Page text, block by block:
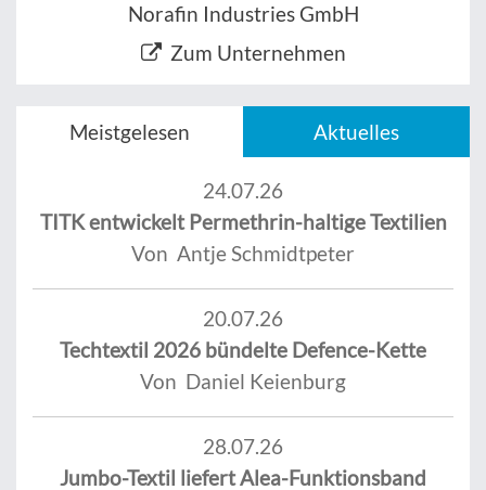
Norafin Industries GmbH
Zum Unternehmen
Meistgelesen Aktuelles
24.07.26
TITK entwickelt Permethrin-haltige Textilien
Von Antje Schmidtpeter
20.07.26
Techtextil 2026 bündelte Defence-Kette
Von Daniel Keienburg
28.07.26
Jumbo-Textil liefert Alea-Funktionsband